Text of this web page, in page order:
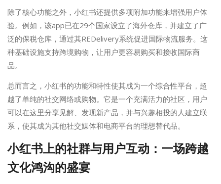
除了核心功能之外，小红书还提供多项附加功能来增强用户体
验。例如，该app已在29个国家设立了海外仓库，并建立了广
泛的保税仓库，通过其REDelivery系统促进国际物流服务。这
种基础设施支持跨境购物，让用户更容易购买和接收国际商
品。
总而言之，小红书的功能和特性使其成为一个综合性平台，超
越了单纯的社交网络或购物。它是一个充满活力的社区，用户
可以在这里分享见解、发现新产品，并与兴趣相投的人建立联
系，使其成为其他社交媒体和电商平台的理想替代品。
小红书上的社群与用户互动：一场跨越
文化鸿沟的盛宴